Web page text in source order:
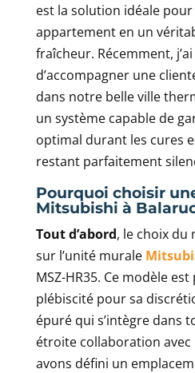
est la solution idéale
appartement en un
fraîcheur. Récemment,
d’accompagner une
dans notre belle ville
un système capable de
optimal durant les cures
restant parfaitement
Pourquoi choisir
Mitsubishi à
Tout d’abord, le choix du
sur l’unité murale
MSZ-HR35. Ce modèle
plébiscité pour sa
épuré qui s’intègre dans
étroite collaboration avec
avons défini un